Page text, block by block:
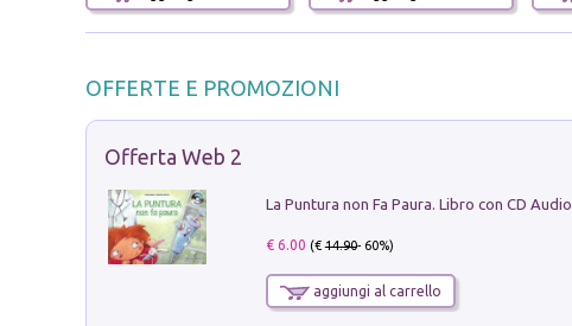
OFFERTE E PROMOZIONI
Offerta Web 2
La Puntura non Fa Paura. Libro con CD Audio
€ 6.00 (€14.90- 60%)
aggiungi al carrello